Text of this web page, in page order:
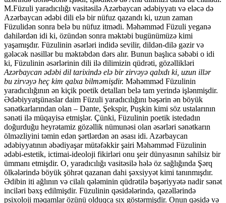
M.Füzuli yaradıcılığı vasitəsilə Azərbaycan ədəbiyyatı və eləcə də
Azər­baycan ədəbi dili elə bir nüfu­z qazandı ki, uzun zaman
Füzulidən sonra belə bu nüfuz itmədi. Məhəmməd Füzuli yeganə
dahilərdən idi ki, özündən sonra məktəbi bugünümüzə kimi
yaşamışdır. Füzulinin əsərləri indidə sevilir, dildən-dilə gəzir və
gələcək nəsillər bu məktəbdən dərs alır. Bunun başlıca səbəbi o idi
ki, Füzulinin əsərlərinin dili ilə dilimizin qüdrəti, gözəllikləri
Azərbaycan ədəbi dil tarixində elə bir zirvəyə qalxdı ki, uzun illər
bu zirvəyə heç kim qalxa bilməmişdir. Məhəmməd Füzulinin
yaradıcılığının ən kiçik poetik detalları belə tam yerində işlənmişdir.
Ədəbiyyatşünaslar daim Füzuli yaradıcılığını bəşərin ən böyük
sənətkarlarından olan – Dante, Şekspir, Puşkin kimi söz ustalarının
sənəti ilə müqayisə etmişlər. Çünki, Füzulinin poetik istedadın
doğurduğu heyrətamiz gözəllik nümunəsi olan əsərləri sənətkarın
ölməzliyini təmin edən şərtlərdən ən əsası idi. Azərbaycan
ədəbiyyatının əbədiyaşar mütəfəkkir şairi Məhəmməd Füzulinin
ədəbi-estetik, ictimai-ideoloji fikirləri onu şeir dünyasının sahilsiz bir
ümmanı etmişdir. O, yaradıcılığı vasitəsilə hələ öz sağlığında Şərq
ölkələrində böyük şöhrət qazanan dahi şəxsiyyət kimi tanınmışdır.
Ədibin iti ağlının və cilalı qələminin qüdrətilə bəşəriyyətə nadir sənət
inciləri bəxş edilmişdir. Füzulinin qəsidələrində, qəzəllərində
psixoloji məqamlar özünü olduqca sıx göstərmişdir. Onun qəsidə və